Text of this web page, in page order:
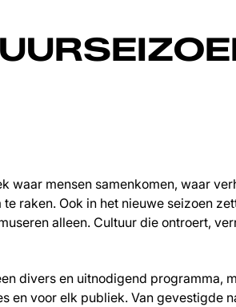
waar mensen samenkomen, waar
raken. Ook in het nieuwe seizoen
alleen. Cultuur die ontroert,
divers en uitnodigend programma,
en voor elk publiek. Van gevestigde